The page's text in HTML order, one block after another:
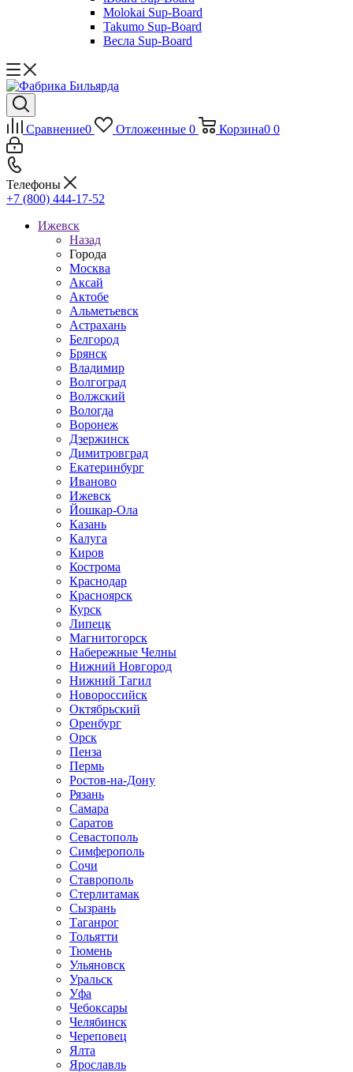
Molokai Sup-Board
Takumo Sup-Board
Весла Sup-Board
Сравнение0 Отложенные 0 Корзина0 0
Телефоны
+7 (800) 444-17-52
Ижевск
Назад
Города
Москва
Аксай
Актобе
Альметьевск
Астрахань
Белгород
Брянск
Владимир
Волгоград
Волжский
Вологда
Воронеж
Дзержинск
Димитровград
Екатеринбург
Иваново
Ижевск
Йошкар-Ола
Казань
Калуга
Киров
Кострома
Краснодар
Красноярск
Курск
Липецк
Магнитогорск
Набережные Челны
Нижний Новгород
Нижний Тагил
Новороссийск
Октябрьский
Оренбург
Орск
Пенза
Пермь
Ростов-на-Дону
Рязань
Самара
Саратов
Севастополь
Симферополь
Сочи
Ставрополь
Стерлитамак
Сызрань
Таганрог
Тольятти
Тюмень
Ульяновск
Уральск
Уфа
Чебоксары
Челябинск
Череповец
Ялта
Ярославль